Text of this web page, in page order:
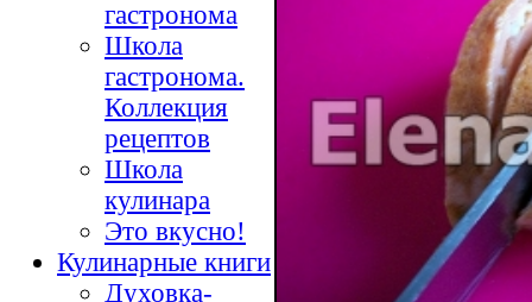
гастронома
Школа
гастронома.
Коллекция
рецептов
Школа
кулинара
Это вкусно!
Кулинарные книги
Духовка-